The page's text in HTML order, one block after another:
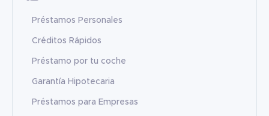
Préstamos Personales
Créditos Rápidos
Préstamo por tu coche
Garantía Hipotecaria
Préstamos para Empresas